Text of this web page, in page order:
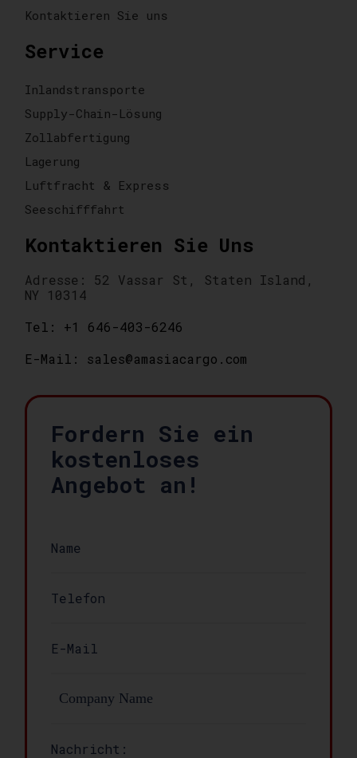
Kontaktieren Sie uns
Service
Inlandstransporte
Supply-Chain-Lösung
Zollabfertigung
Lagerung
Luftfracht & Express
Seeschifffahrt
Kontaktieren Sie Uns
Adresse: 52 Vassar St, Staten Island,
NY 10314
Tel: +1 646-403-6246
E-Mail: sales@amasiacargo.com
Fordern Sie ein
kostenloses
Angebot an!
Nachricht: